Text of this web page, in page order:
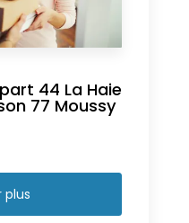
44 La Haie
77 Moussy
plus